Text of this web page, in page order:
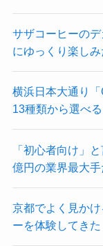
サザコーヒーの
にゆっくり楽し
横浜日本大通り
13種類から選べ
「初心者向け」
億円の業界最大
京都でよく見か
ーを体験してきた